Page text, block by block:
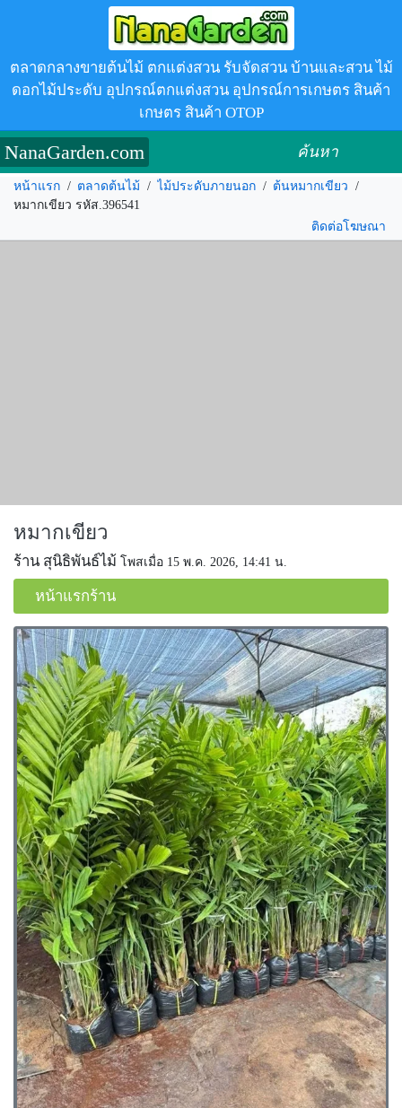
ตลาดกลางขายต้นไม้ ตกแต่งสวน รับจัดสวน บ้านและสวน ไม้
ดอกไม้ประดับ อุปกรณ์ตกแต่งสวน อุปกรณ์การเกษตร สินค้า
เกษตร สินค้า OTOP
NanaGarden.com ค้นหา
หน้าแรก / ตลาดต้นไม้ / ไม้ประดับภายนอก / ต้นหมากเขียว /
หมากเขียว รหัส.396541
ติดต่อโฆษณา
หมากเขียว
ร้าน สุนิธิพันธ์ไม้ โพสเมื่อ 15 พ.ค. 2026, 14:41 น.
หน้าแรกร้าน